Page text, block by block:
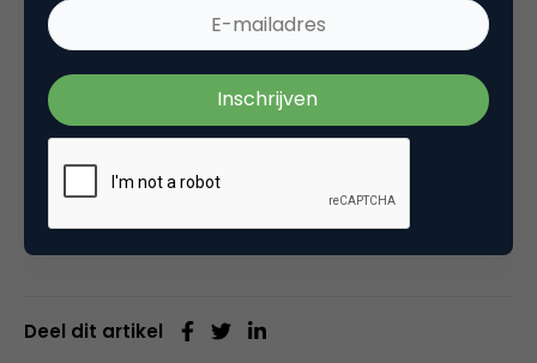
Deze blogpost is eerder verschenen op mijn
persoonlijke blogKoneksa Mondo
Deel dit artikel